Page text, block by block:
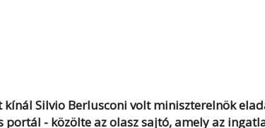
Silvio Berlusconi volt miniszterelnök
- közölte az olasz sajtó, amely az